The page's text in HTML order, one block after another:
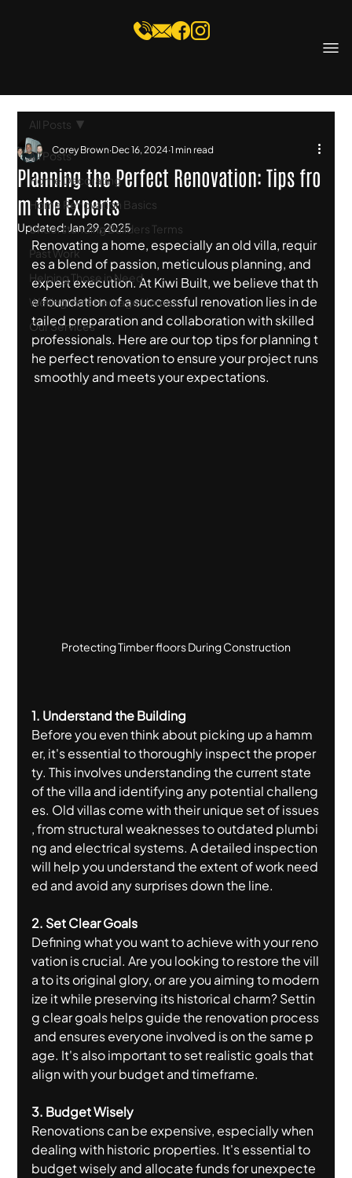
All Posts
Home Decorating
Home Renovation Basics
Understanding Builders Terms
Past Work
Helping Those in Need
Wellington's Heritage Homes
Our Services
All Posts
Planning the Perfect Renovation: Tips fro
m the Experts
Corey Brown Dec 16, 2024 1 min read
Updated:Jan 29, 2025
Renovating a home, especially an old villa, requir
es a blend of passion, meticulous planning, and
expert execution. At Kiwi Built, we believe that th
e foundation of a successful renovation lies in de
tailed preparation and collaboration with skilled
professionals. Here are our top tips for planning t
he perfect renovation to ensure your project runs
smoothly and meets your expectations.
Protecting Timber floors During Construction
1. Understand the Building
Before you even think about picking up a hamm
er, it's essential to thoroughly inspect the proper
ty. This involves understanding the current state
of the villa and identifying any potential challeng
es. Old villas come with their unique set of issues
, from structural weaknesses to outdated plumbi
ng and electrical systems. A detailed inspection
will help you understand the extent of work need
ed and avoid any surprises down the line.
2. Set Clear Goals
Defining what you want to achieve with your reno
vation is crucial. Are you looking to restore the vill
a to its original glory, or are you aiming to modern
ize it while preserving its historical charm? Settin
g clear goals helps guide the renovation process
and ensures everyone involved is on the same p
age. It's also important to set realistic goals that
align with your budget and timeframe.
3. Budget Wisely
Renovations can be expensive, especially when
dealing with historic properties. It's essential to
budget wisely and allocate funds for unexpecte